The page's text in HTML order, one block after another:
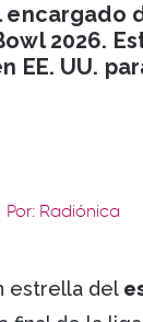
encargado
2026.
EE. UU.
Por: Radiónica
estrella del